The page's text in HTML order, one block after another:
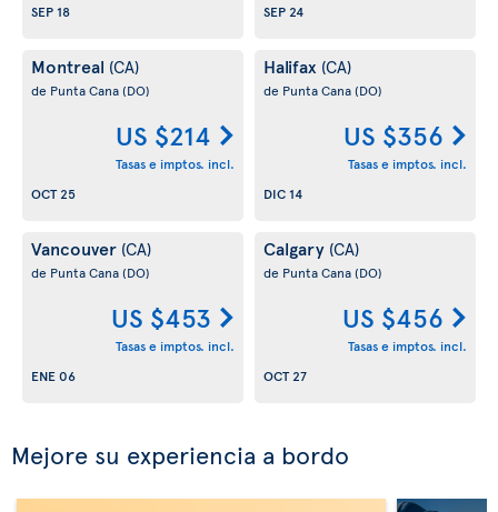
SEP 18
SEP 24
Montreal (CA)
de Punta Cana(DO)
US $214
Tasas e imptos. incl.
OCT 25
Halifax (CA)
de Punta Cana(DO)
US $356
Tasas e imptos. incl.
DIC 14
Vancouver (CA)
de Punta Cana(DO)
US $453
Tasas e imptos. incl.
ENE 06
Calgary (CA)
de Punta Cana(DO)
US $456
Tasas e imptos. incl.
OCT 27
Mejore su experiencia a bordo